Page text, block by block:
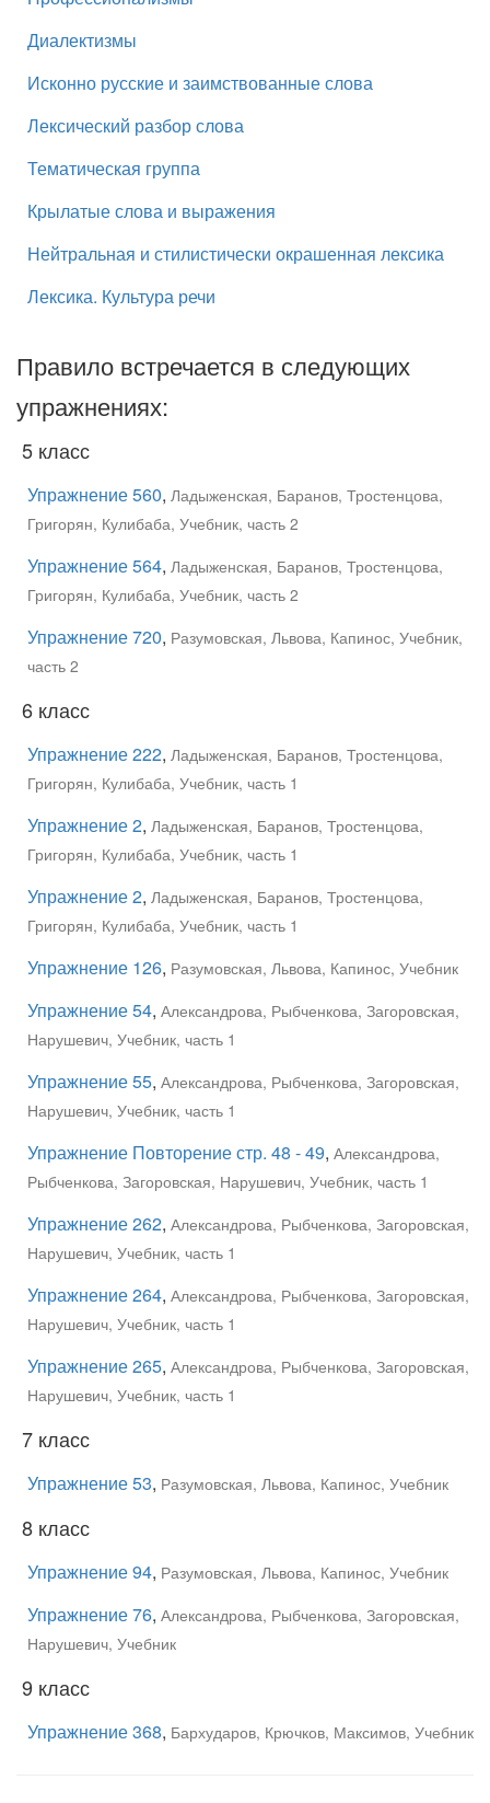
Диалектизмы
Исконно русские и заимствованные слова
Лексический разбор слова
Тематическая группа
Крылатые слова и выражения
Нейтральная и стилистически окрашенная лексика
Лексика. Культура речи
Правило встречается в следующих
упражнениях:
5 класс
Упражнение 560, Ладыженская, Баранов, Тростенцова,
Григорян, Кулибаба, Учебник, часть 2
Упражнение 564, Ладыженская, Баранов, Тростенцова,
Григорян, Кулибаба, Учебник, часть 2
Упражнение 720, Разумовская, Львова, Капинос, Учебник,
часть 2
6 класс
Упражнение 222, Ладыженская, Баранов, Тростенцова,
Григорян, Кулибаба, Учебник, часть 1
Упражнение 2, Ладыженская, Баранов, Тростенцова,
Григорян, Кулибаба, Учебник, часть 1
Упражнение 2, Ладыженская, Баранов, Тростенцова,
Григорян, Кулибаба, Учебник, часть 1
Упражнение 126, Разумовская, Львова, Капинос, Учебник
Упражнение 54, Александрова, Рыбченкова, Загоровская,
Нарушевич, Учебник, часть 1
Упражнение 55, Александрова, Рыбченкова, Загоровская,
Нарушевич, Учебник, часть 1
Упражнение Повторение стр. 48 - 49, Александрова,
Рыбченкова, Загоровская, Нарушевич, Учебник, часть 1
Упражнение 262, Александрова, Рыбченкова, Загоровская,
Нарушевич, Учебник, часть 1
Упражнение 264, Александрова, Рыбченкова, Загоровская,
Нарушевич, Учебник, часть 1
Упражнение 265, Александрова, Рыбченкова, Загоровская,
Нарушевич, Учебник, часть 1
7 класс
Упражнение 53, Разумовская, Львова, Капинос, Учебник
8 класс
Упражнение 94, Разумовская, Львова, Капинос, Учебник
Упражнение 76, Александрова, Рыбченкова, Загоровская,
Нарушевич, Учебник
9 класс
Упражнение 368, Бархударов, Крючков, Максимов, Учебник